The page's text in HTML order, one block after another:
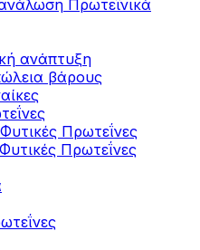
Πρωτεϊνικά
ανάπτυξη
βάρους
Πρωτεΐνες
Πρωτεΐνες